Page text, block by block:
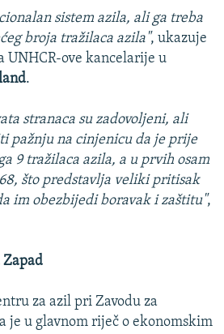
sistem azila, ali ga treba
broja tražilaca azila", ukazuje
UNHCR-ove kancelarije u
.
stranaca su zadovoljeni, ali
pažnju na cinjenicu da je prije
9 tražilaca azila, a u prvih osam
što predstavlja veliki pritisak
im obezbijedi boravak i zaštitu",
Zapad
za azil pri Zavodu za
je u glavnom riječ o ekonomskim